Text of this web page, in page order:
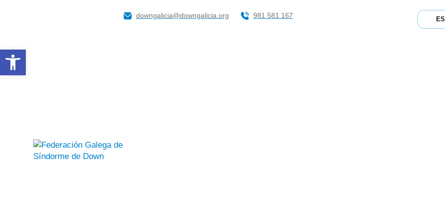
downgalicia@downgalicia.org 981 581 167
Abrir barra de herramientas